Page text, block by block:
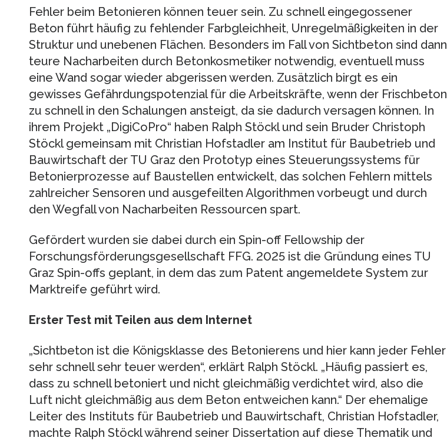
Fehler beim Betonieren können teuer sein. Zu schnell eingegossener
Beton führt häufig zu fehlender Farbgleichheit, Unregelmäßigkeiten in der
Struktur und unebenen Flächen. Besonders im Fall von Sichtbeton sind dann
teure Nacharbeiten durch Betonkosmetiker notwendig, eventuell muss
eine Wand sogar wieder abgerissen werden. Zusätzlich birgt es ein
gewisses Gefährdungspotenzial für die Arbeitskräfte, wenn der Frischbeton
zu schnell in den Schalungen ansteigt, da sie dadurch versagen können. In
ihrem Projekt „DigiCoPro“ haben Ralph Stöckl und sein Bruder Christoph
Stöckl gemeinsam mit Christian Hofstadler am Institut für Baubetrieb und
Bauwirtschaft der TU Graz den Prototyp eines Steuerungssystems für
Betonierprozesse auf Baustellen entwickelt, das solchen Fehlern mittels
zahlreicher Sensoren und ausgefeilten Algorithmen vorbeugt und durch
den Wegfall von Nacharbeiten Ressourcen spart.
Gefördert wurden sie dabei durch ein Spin-off Fellowship der
Forschungsförderungsgesellschaft FFG. 2025 ist die Gründung eines TU
Graz Spin-offs geplant, in dem das zum Patent angemeldete System zur
Marktreife geführt wird.
Erster Test mit Teilen aus dem Internet
„Sichtbeton ist die Königsklasse des Betonierens und hier kann jeder Fehler
sehr schnell sehr teuer werden“, erklärt Ralph Stöckl. „Häufig passiert es,
dass zu schnell betoniert und nicht gleichmäßig verdichtet wird, also die
Luft nicht gleichmäßig aus dem Beton entweichen kann.“ Der ehemalige
Leiter des Instituts für Baubetrieb und Bauwirtschaft, Christian Hofstadler,
machte Ralph Stöckl während seiner Dissertation auf diese Thematik und